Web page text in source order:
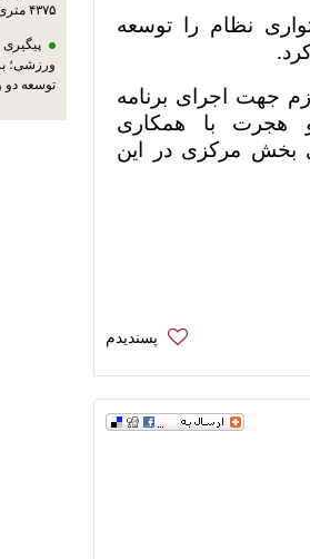
نظام را توسعه
جهت اجرای برنامه
هجرت با همکاری
ی بخش مرکزی در این
۴۳۷۵ متری لاله‌زار کرمان
ورزشی؛
توسعه دو